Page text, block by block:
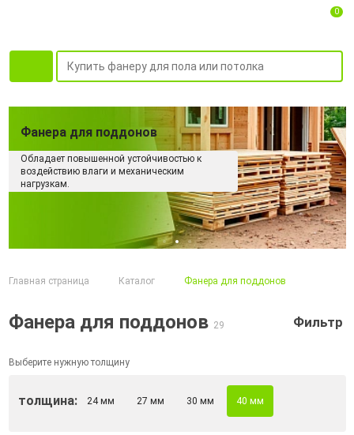
0
Фанера для поддонов
Обладает повышенной устойчивостью к
воздействию влаги и механическим
нагрузкам.
Главная страница Каталог Фанера для поддонов
Фанера для поддонов 29 Фильтр
Выберите нужную толщину
толщина: 24 мм 27 мм 30 мм 40 мм